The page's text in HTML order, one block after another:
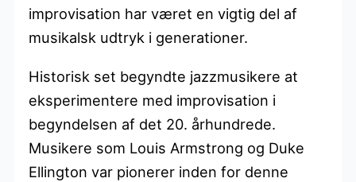
improvisation har været en vigtig del af
musikalsk udtryk i generationer.
Historisk set begyndte jazzmusikere at
eksperimentere med improvisation i
begyndelsen af det 20. århundrede.
Musikere som Louis Armstrong og Duke
Ellington var pionerer inden for denne